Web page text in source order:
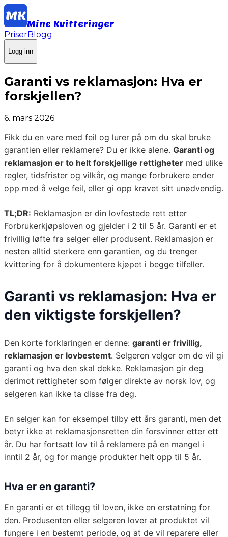
Mine Kvitteringer
PriserBlogg
Logg inn
Garanti vs reklamasjon: Hva er
forskjellen?
6. mars 2026
Fikk du en vare med feil og lurer på om du skal bruke
garantien eller reklamere? Du er ikke alene. Garanti og
reklamasjon er to helt forskjellige rettigheter med ulike
regler, tidsfrister og vilkår, og mange forbrukere ender
opp med å velge feil, eller gi opp kravet sitt unødvendig.
TL;DR: Reklamasjon er din lovfestede rett etter
Forbrukerkjøpsloven og gjelder i 2 til 5 år. Garanti er et
frivillig løfte fra selger eller produsent. Reklamasjon er
nesten alltid sterkere enn garantien, og du trenger
kvittering for å dokumentere kjøpet i begge tilfeller.
Garanti vs reklamasjon: Hva er
den viktigste forskjellen?
Den korte forklaringen er denne: garanti er frivillig,
reklamasjon er lovbestemt. Selgeren velger om de vil gi
garanti og hva den skal dekke. Reklamasjon gir deg
derimot rettigheter som følger direkte av norsk lov, og
selgeren kan ikke ta disse fra deg.
En selger kan for eksempel tilby ett års garanti, men det
betyr ikke at reklamasjonsretten din forsvinner etter ett
år. Du har fortsatt lov til å reklamere på en mangel i
inntil 2 år, og for mange produkter helt opp til 5 år.
Hva er en garanti?
En garanti er et tillegg til loven, ikke en erstatning for
den. Produsenten eller selgeren lover at produktet vil
fungere i en bestemt periode, og at de vil reparere eller